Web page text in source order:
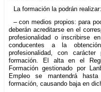
La formación la podrán realizar:
– con medios propios: para
deberán acreditarse en el
profesionalidad o inscribirse
conducentes a la
profesionalidad, con
formación. El alta en el
Formación gestionado por
Empleo se mantendrá
formación, causando baja en